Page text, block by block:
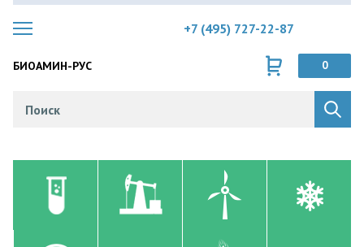
+7 (495) 727-22-87
БИОАМИН-РУС 0